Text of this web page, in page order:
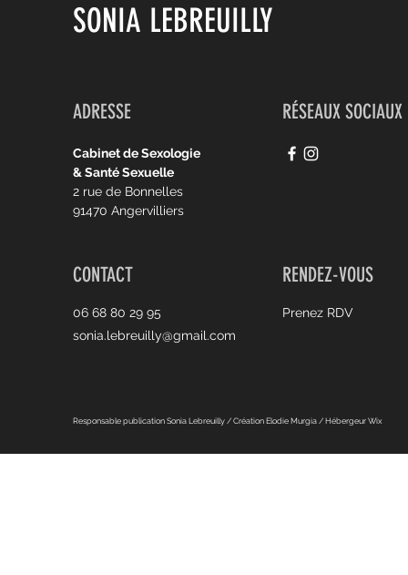
SONIA LEBREUILLY
ADRESSE RÉSEAUX SOCIAUX
Cabinet de Sexologie
& Santé Sexuelle
2 rue de Bonnelles
91470 Angervilliers
CONTACT
06 68 80 29 95
sonia.lebreuilly@gmail.com
Prenez RDV
RENDEZ-VOUS
Responsable publication Sonia Lebreuilly / Création Elodie Murgia / Hébergeur Wix